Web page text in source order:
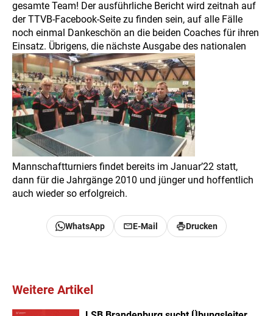
gesamte Team! Der ausführliche Bericht wird zeitnah auf
der TTVB-Facebook-Seite zu finden sein, auf alle Fälle
noch einmal Dankeschön an die beiden Coaches für ihren
Einsatz. Übrigens, die nächste Ausgabe des nationalen
Mannschaftturniers findet bereits im Januar’22 statt,
dann für die Jahrgänge 2010 und jünger und hoffentlich
auch wieder so erfolgreich.
WhatsApp E-Mail Drucken
Weitere Artikel